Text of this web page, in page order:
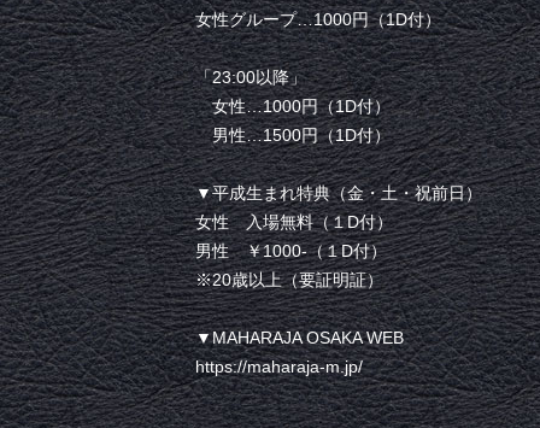
女性グループ…1000円（1D付）
「23:00以降」
女性…1000円（1D付）
男性…1500円（1D付）
▼平成生まれ特典（金・土・祝前日）
女性 入場無料（１D付）
男性 ￥1000-（１D付）
※20歳以上（要証明証）
▼MAHARAJA OSAKA WEB
https://maharaja-m.jp/